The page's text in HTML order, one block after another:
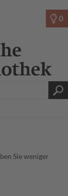
0
Sie weniger